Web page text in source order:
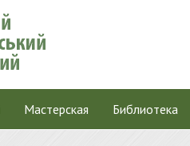
Мастерская Библиотека